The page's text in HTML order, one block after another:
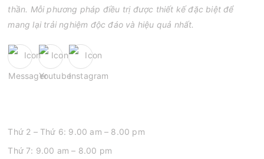
thần. Mỗi phương pháp điều trị được thiết kế đặc biệt để
mang lại trải nghiệm độc đáo và hiệu quả nhất.
Thứ 2 – Thứ 6: 9.00 am – 8.00 pm
Thứ 7: 9.00 am – 8.00 pm